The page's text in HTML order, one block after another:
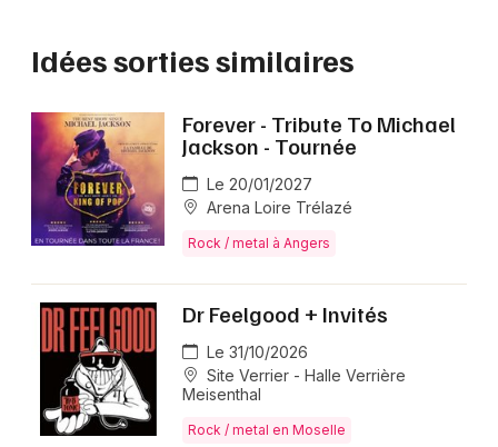
Idées sorties similaires
Forever - Tribute To Michael
Jackson - Tournée
Le 20/01/2027
Arena Loire Trélazé
Rock / metal à Angers
Dr Feelgood + Invités
Le 31/10/2026
Site Verrier - Halle Verrière
Meisenthal
Rock / metal en Moselle